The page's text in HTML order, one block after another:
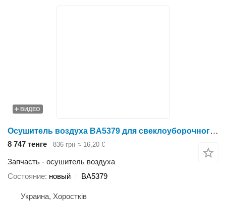
ВИДЕО
Осушитель воздуха BA5379 для свеклоуборочного комбайна Holmer
8 747 тенге 836 грн ≈ 16,20 €
Запчасть - осушитель воздуха
Состояние новый BA5379
Украина, Хоростків